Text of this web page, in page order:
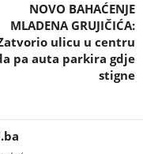
NOVO BAHAĆENJE
MLADENA GRUJIČIĆA:
ulicu u centru
pa auta parkira gdje
stigne